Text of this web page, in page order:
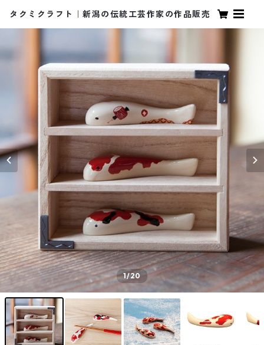
タクミクラフト｜新潟の伝統工芸作家の作品販売
1/20